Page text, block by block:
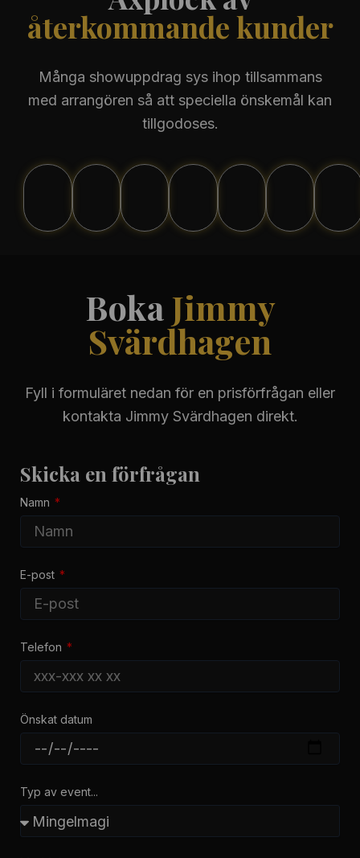
återkommande kunder
Många showuppdrag sys ihop tillsammans
med arrangören så att speciella önskemål kan
tillgodoses.
BokaJimmy
Svärdhagen
Fyll i formuläret nedan för en prisförfrågan eller
kontakta Jimmy Svärdhagen direkt.
Skicka en förfrågan
Namn
E-post
Telefon
Önskat datum
Typ av event...